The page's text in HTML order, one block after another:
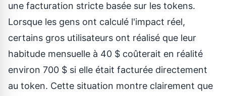
une facturation stricte basée sur les tokens.
Lorsque les gens ont calculé l'impact réel,
certains gros utilisateurs ont réalisé que leur
habitude mensuelle à 40 $ coûterait en réalité
environ 700 $ si elle était facturée directement
au token. Cette situation montre clairement que